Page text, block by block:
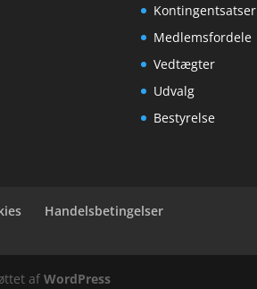
Kontingentsatser
Medlemsfordele
Vedtægter
Udvalg
Bestyrelse
Handelsbetingelser
afWordPress